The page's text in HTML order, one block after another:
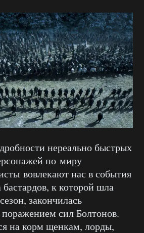
нереально быстрых
по миру
вовлекают нас в события
к которой шла
закончилась
сил Болтонов.
на корм щенкам, лорды,